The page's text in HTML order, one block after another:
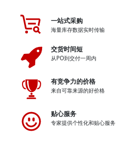
一站式采购
海量库存数据实时传输
交货时间短
从PO到交付一周内
有竞争力的价格
来自可靠来源的好价格
贴心服务
专家提供个性化和贴心服务